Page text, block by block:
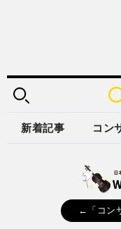
新着記事 コン
←「コン